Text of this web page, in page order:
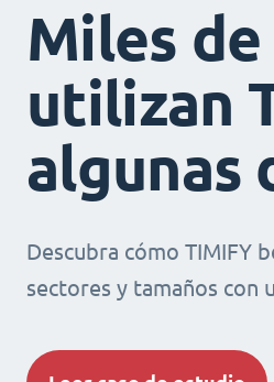
Miles
utilizan
algunas
Descubra cómo TIMIFY
sectores y tamaños con